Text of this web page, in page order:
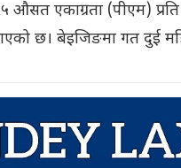
औसत एकाग्रता (पीएम)
छ। बेइजिङमा गत दुई